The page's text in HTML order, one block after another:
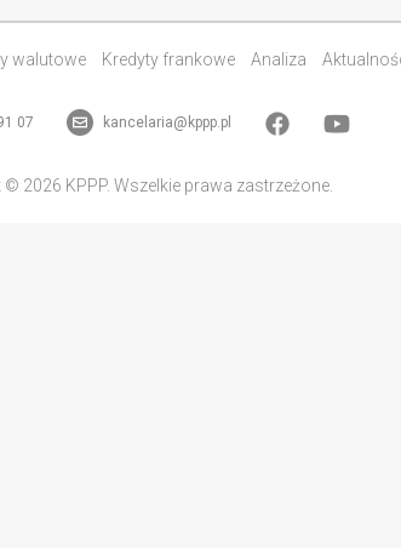
walutowe Kredyty frankowe Analiza
07 kancelaria@kppp.pl
2026 KPPP. Wszelkie prawa zastrzeżone.